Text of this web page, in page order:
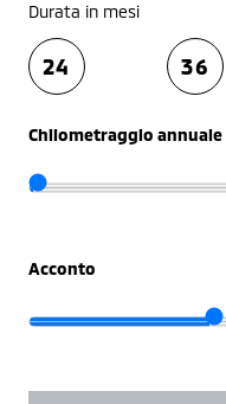
Durata in mesi
24 36
Chilometraggio annuale
Acconto